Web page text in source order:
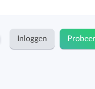
Inloggen